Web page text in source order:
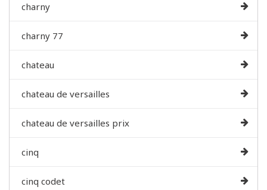
charny
charny 77
chateau
chateau de versailles
chateau de versailles prix
cinq
cinq codet